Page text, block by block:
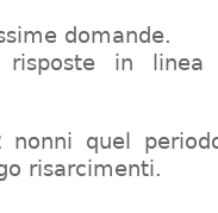
domande.
risposte in
nonni quel
risarcimenti.